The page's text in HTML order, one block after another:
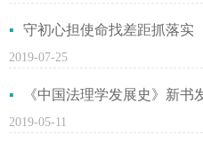
守初心担使命找差距抓落实
2019-07-25
《中国法理学发展史》新书
2019-05-11